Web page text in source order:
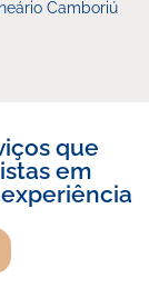
Camboriú
que
em